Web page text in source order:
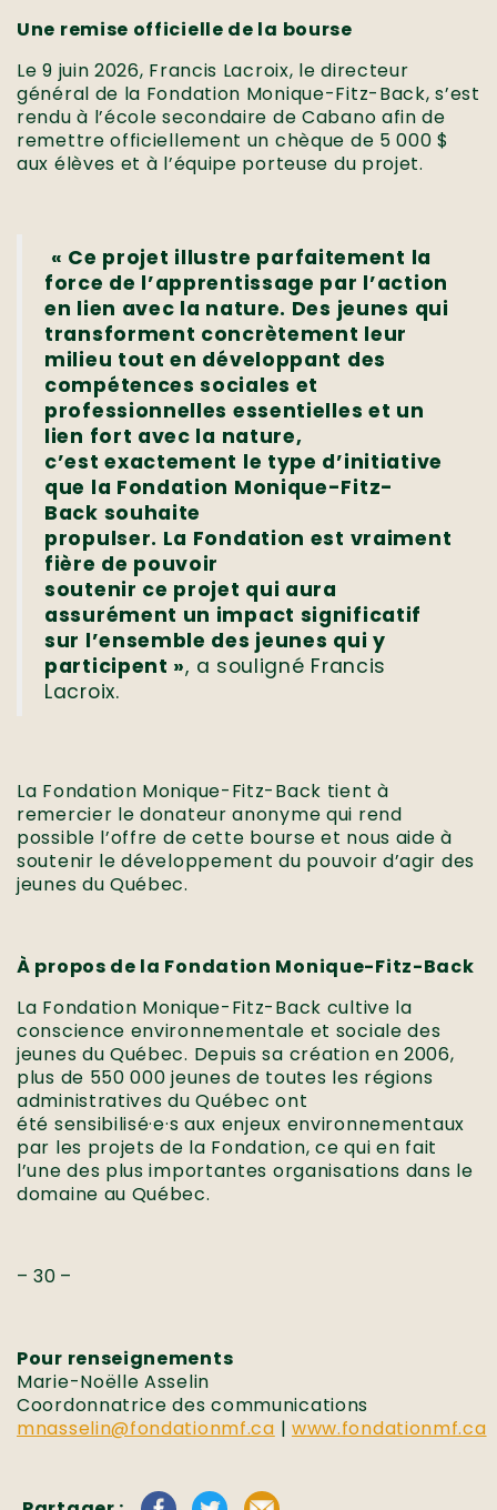
Une remise officielle de la bourse
Le 9 juin 2026, Francis Lacroix, le directeur
général de la Fondation Monique-Fitz-Back, s’est
rendu à l’école secondaire de Cabano afin de
remettre officiellement un chèque de 5 000 $
aux élèves et à l’équipe porteuse du projet.
« Ce projet illustre parfaitement la
force de l’apprentissage par l’action
en lien avec la nature. Des jeunes qui
transforment concrètement leur
milieu tout en développant des
compétences sociales et
professionnelles essentielles et un
lien fort avec la nature,
c’est exactement le type d’initiative
que la Fondation Monique-Fitz-
Back souhaite
propulser. La Fondation est vraiment
fière de pouvoir
soutenir ce projet qui aura
assurément un impact significatif
sur l’ensemble des jeunes qui y
participent », a souligné Francis
Lacroix.
La Fondation Monique-Fitz-Back tient à
remercier le donateur anonyme qui rend
possible l’offre de cette bourse et nous aide à
soutenir le développement du pouvoir d’agir des
jeunes du Québec.
À propos de la Fondation Monique-Fitz-Back
La Fondation Monique-Fitz-Back cultive la
conscience environnementale et sociale des
jeunes du Québec. Depuis sa création en 2006,
plus de 550 000 jeunes de toutes les régions
administratives du Québec ont
été sensibilisé·e·s aux enjeux environnementaux
par les projets de la Fondation, ce qui en fait
l’une des plus importantes organisations dans le
domaine au Québec.
– 30 –
Pour renseignements
Marie-Noëlle Asselin
Coordonnatrice des communications
mnasselin@fondationmf.ca | www.fondationmf.ca